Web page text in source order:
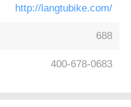
http://langtubike.com/
688
400-678-0683